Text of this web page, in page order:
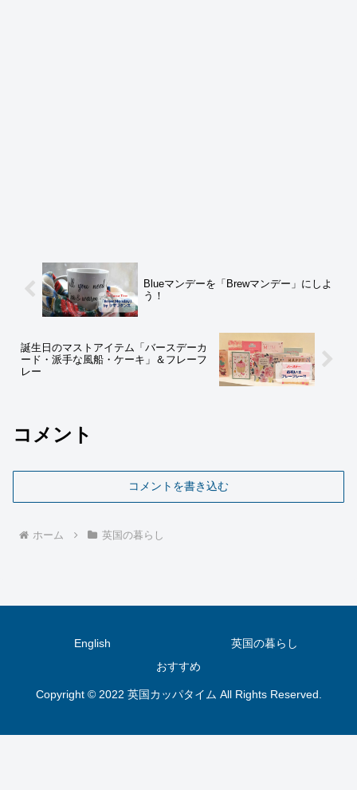
Blueマンデーを「Brewマンデー」にしよ
う！
誕生日のマストアイテム「バースデーカ
ード・派手な風船・ケーキ」＆フレーフ
レー
コメント
コメントを書き込む
ホーム 英国の暮らし
English
英国の暮らし
おすすめ
Copyright © 2022 英国カッパタイム All Rights Reserved.